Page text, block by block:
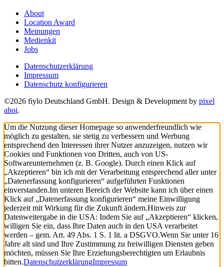
About
Location Award
Meinungen
Medienkit
Jobs
Datenschutzerklärung
Impressum
Datenschutz konfigurieren
©2026 fiylo Deutschland GmbH. Design & Development by pixel
ahoi.
Um die Nutzung dieser Homepage so anwenderfreundlich wie
möglich zu gestalten, sie stetig zu verbessern und Werbung
entsprechend den Interessen ihrer Nutzer anzuzeigen, nutzen wir
Cookies und Funktionen von Dritten, auch von US-
Softwareunternehmen (z. B. Google). Durch einen Klick auf
„Akzeptieren“ bin ich mit der Verarbeitung entsprechend aller unter
„Datenerfassung konfigurieren“ aufgeführten Funktionen
einverstanden.Im unteren Bereich der Website kann ich über einen
Klick auf „Datenerfassung konfigurieren“ meine Einwilligung
jederzeit mit Wirkung für die Zukunft ändern.Hinweis zur
Datenweitergabe in die USA: Indem Sie auf „Akzeptieren“ klicken,
willigen Sie ein, dass Ihre Daten auch in den USA verarbeitet
werden – gem. Art. 49 Abs. 1 S. 1 lit. a DSGVO.Wenn Sie unter 16
Jahre alt sind und Ihre Zustimmung zu freiwilligen Diensten geben
möchten, müssen Sie Ihre Erziehungsberechtigten um Erlaubnis
bitten.DatenschutzerklärungImpressum